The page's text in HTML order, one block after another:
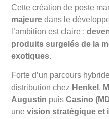
Cette création de poste
majeure dans le
l’ambition est claire :
produits surgelés de la
exotiques.
Forte d’un parcours
distribution chez Henkel ,
Augustin puis Casino
une vision stratégique et